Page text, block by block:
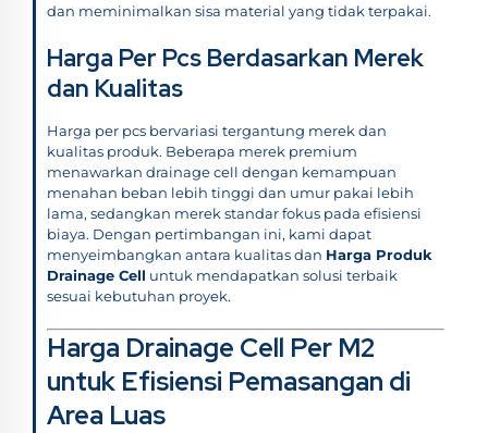
dan meminimalkan sisa material yang tidak terpakai.
Harga Per Pcs Berdasarkan Merek
dan Kualitas
Harga per pcs bervariasi tergantung merek dan
kualitas produk. Beberapa merek premium
menawarkan drainage cell dengan kemampuan
menahan beban lebih tinggi dan umur pakai lebih
lama, sedangkan merek standar fokus pada efisiensi
biaya. Dengan pertimbangan ini, kami dapat
menyeimbangkan antara kualitas dan Harga Produk
Drainage Cell untuk mendapatkan solusi terbaik
sesuai kebutuhan proyek.
Harga Drainage Cell Per M2
untuk Efisiensi Pemasangan di
Area Luas